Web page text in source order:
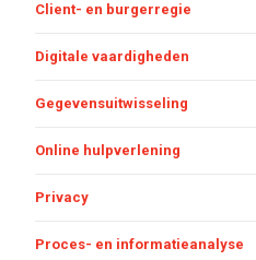
Client- en burgerregie
Digitale vaardigheden
Gegevensuitwisseling
Online hulpverlening
Privacy
Proces- en informatieanalyse